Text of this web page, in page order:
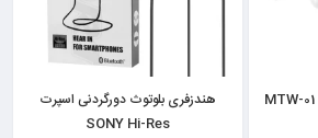
هندزفری بلوتوث دورگردنی اسپرت
SONY Hi-Res